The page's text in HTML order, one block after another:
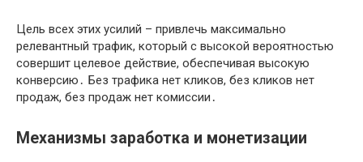
Цель всех этих усилий – привлечь максимально
релевантный трафик, который с высокой вероятностью
совершит целевое действие, обеспечивая высокую
конверсию․ Без трафика нет кликов, без кликов нет
продаж, без продаж нет комиссии․
Механизмы заработка и монетизации